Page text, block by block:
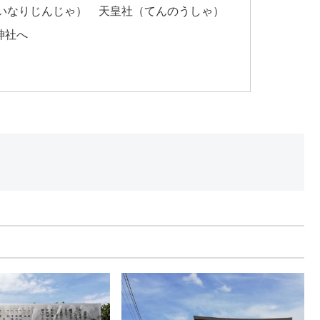
なりじんじゃ） 天皇社（てんのうしゃ）
へ